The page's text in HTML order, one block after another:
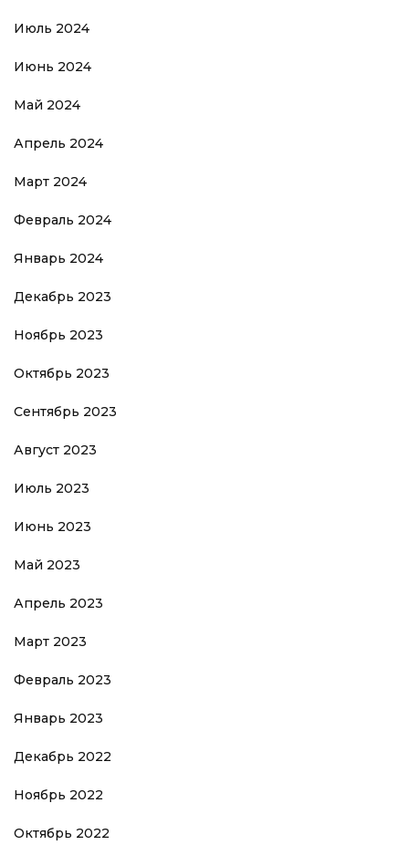
Июль 2024
Июнь 2024
Май 2024
Апрель 2024
Март 2024
Февраль 2024
Январь 2024
Декабрь 2023
Ноябрь 2023
Октябрь 2023
Сентябрь 2023
Август 2023
Июль 2023
Июнь 2023
Май 2023
Апрель 2023
Март 2023
Февраль 2023
Январь 2023
Декабрь 2022
Ноябрь 2022
Октябрь 2022